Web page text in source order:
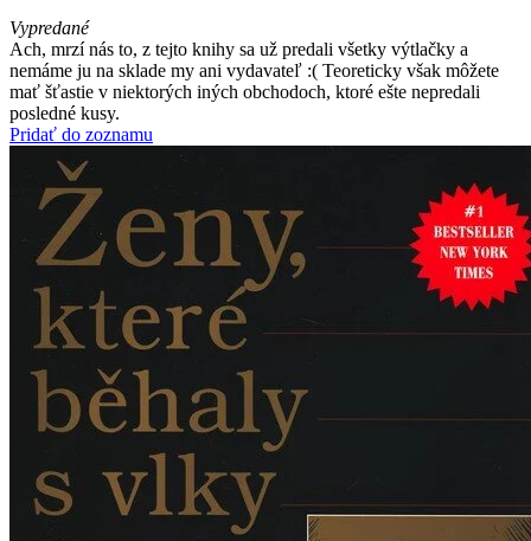
Vypredané
Ach, mrzí nás to, z tejto knihy sa už predali všetky výtlačky a
nemáme ju na sklade my ani vydavateľ :( Teoreticky však môžete
mať šťastie v niektorých iných obchodoch, ktoré ešte nepredali
posledné kusy.
Pridať do zoznamu